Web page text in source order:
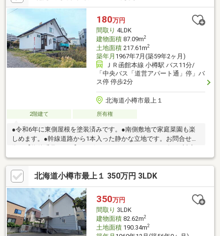
180万円
間取り 4LDK
建物面積87.09m2
土地面積217.61m2
築年月 1967年7月(築59年2ヶ月)
ＪＲ函館本線 小樽駅 バス11分/
「中央バス「道営アパート通」停」バ
ス停 停歩2分
北海道小樽市最上１
2階建て 所有権
●令和6年に東側屋根を塗装済みです。●南側敷地で家庭菜園も楽
しめます。●幹線道路から1本入った静かな立地です。お問合せの
できます。土地50坪以上、閑静な住宅地、２階建
北海道小樽市最上１ 350万円 3LDK
350万円
間取り 3LDK
建物面積82.62m2
土地面積190.34m2